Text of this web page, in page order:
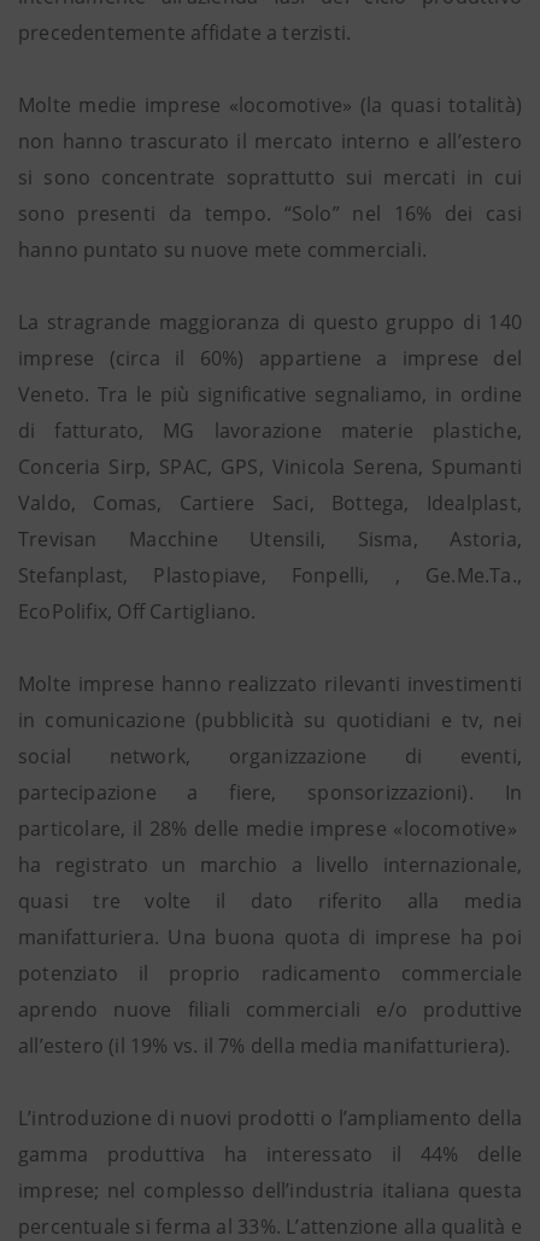
precedentemente affidate a terzisti.
Molte medie imprese «locomotive» (la quasi totalità)
non hanno trascurato il mercato interno e all’estero
si sono concentrate soprattutto sui mercati in cui
sono presenti da tempo. “Solo” nel 16% dei casi
hanno puntato su nuove mete commerciali.
La stragrande maggioranza di questo gruppo di 140
imprese (circa il 60%) appartiene a imprese del
Veneto. Tra le più significative segnaliamo, in ordine
di fatturato, MG lavorazione materie plastiche,
Conceria Sirp, SPAC, GPS, Vinicola Serena, Spumanti
Valdo, Comas, Cartiere Saci, Bottega, Idealplast,
Trevisan Macchine Utensili, Sisma, Astoria,
Stefanplast, Plastopiave, Fonpelli, , Ge.Me.Ta.,
EcoPolifix, Off Cartigliano.
Molte imprese hanno realizzato rilevanti investimenti
in comunicazione (pubblicità su quotidiani e tv, nei
social network, organizzazione di eventi,
partecipazione a fiere, sponsorizzazioni). In
particolare, il 28% delle medie imprese «locomotive»
ha registrato un marchio a livello internazionale,
quasi tre volte il dato riferito alla media
manifatturiera. Una buona quota di imprese ha poi
potenziato il proprio radicamento commerciale
aprendo nuove filiali commerciali e/o produttive
all’estero (il 19% vs. il 7% della media manifatturiera).
L’introduzione di nuovi prodotti o l’ampliamento della
gamma produttiva ha interessato il 44% delle
imprese; nel complesso dell’industria italiana questa
percentuale si ferma al 33%. L’attenzione alla qualità e